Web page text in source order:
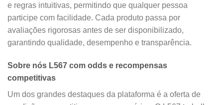
e regras intuitivas, permitindo que qualquer pessoa
participe com facilidade. Cada produto passa por
avaliações rigorosas antes de ser disponibilizado,
garantindo qualidade, desempenho e transparência.
Sobre nós L567 com odds e recompensas
competitivas
Um dos grandes destaques da plataforma é a oferta de